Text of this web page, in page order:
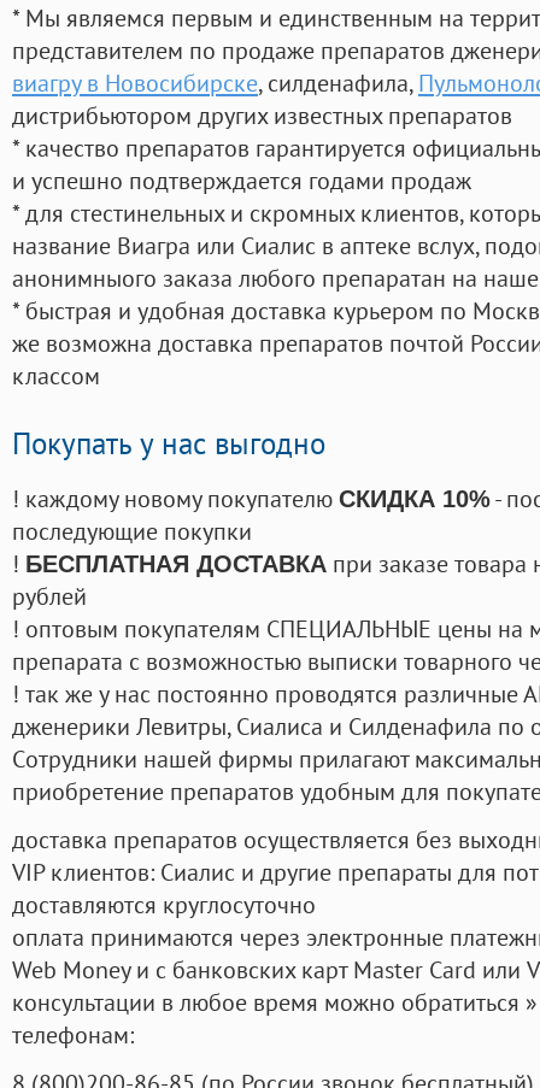
* Мы являемся первым и единственным на
представителем по продаже препаратов
виагру в Новосибирске, силденафила,
дистрибьютором других известных препаратов
* качество препаратов гарантируется
и успешно подтверждается годами продаж
* для стестинельных и скромных клиентов,
название Виагра или Сиалис в аптеке вслух,
анонимныого заказа любого препаратан на
* быстрая и удобная доставка курьером по
же возможна доставка препаратов почтой
классом
Покупать у нас выгодно
! каждому новому покупателю СКИДКА 10%-
последующие покупки
! БЕСПЛАТНАЯ ДОСТАВКА при заказе
рублей
! оптовым покупателям СПЕЦИАЛЬНЫЕ цены на
препарата с возможностью выписки товарного
! так же у нас постоянно проводятся
дженерики Левитры, Сиалиса и Силденафила по
Cотрудники нашей фирмы прилагают
приобретение препаратов удобным для
доставка препаратов осуществляется без
VIP клиентов: Сиалис и другие препараты для
доставляются круглосуточно
оплата принимаются через электронные
Web Money и с банковских карт Master Card или
консультации в любое время можно обратиться
телефонам: